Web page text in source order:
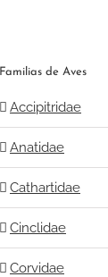
Familias de Aves
Accipitridae
Anatidae
Cathartidae
Cinclidae
Corvidae